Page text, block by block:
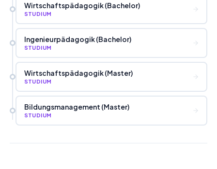
Wirtschaftspädagogik (Bachelor)
STUDIUM
Ingenieurpädagogik (Bachelor)
STUDIUM
Wirtschaftspädagogik (Master)
STUDIUM
Bildungsmanagement (Master)
STUDIUM